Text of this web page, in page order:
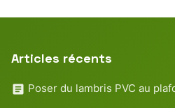
Articles récents
Poser du lambris PVC au